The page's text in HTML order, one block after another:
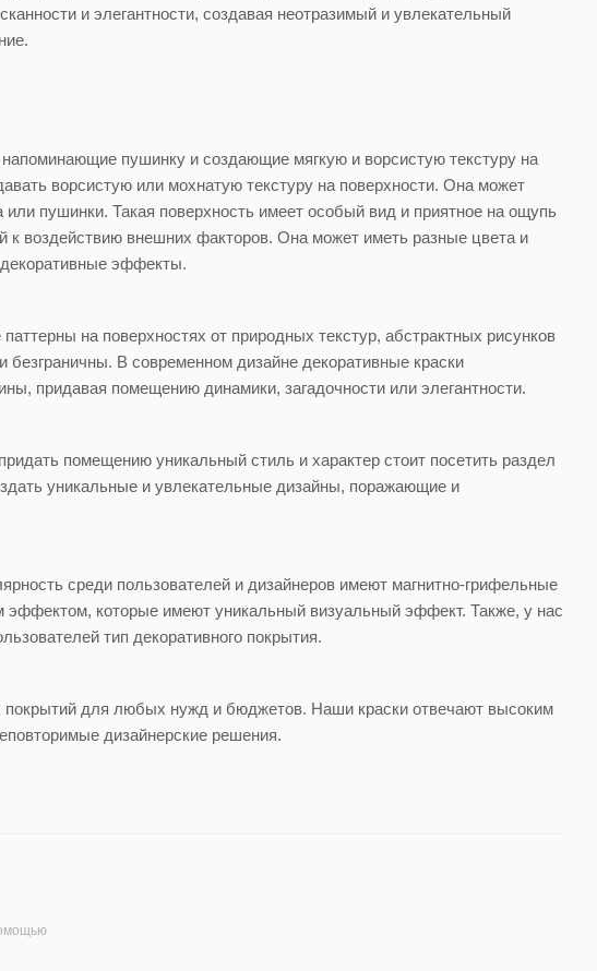
и элегантности, создавая неотразимый и увлекательный
пушинку и создающие мягкую и ворсистую текстуру на
ворсистую или мохнатую текстуру на поверхности. Она может
пушинки. Такая поверхность имеет особый вид и приятное на ощупь
воздействию внешних факторов. Она может иметь разные цвета и
декоративные эффекты.
на поверхностях от природных текстур, абстрактных рисунков
В современном дизайне декоративные краски
придавая помещению динамики, загадочности или элегантности.
помещению уникальный стиль и характер стоит посетить раздел
уникальные и увлекательные дизайны, поражающие и
среди пользователей и дизайнеров имеют магнитно-грифельные
эффектом, которые имеют уникальный визуальный эффект. Также, у нас
тип декоративного покрытия.
покрытий для любых нужд и бюджетов. Наши краски отвечают высоким
дизайнерские решения.